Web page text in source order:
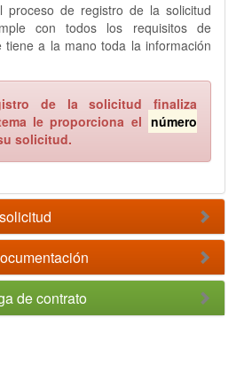
proceso de registro de la solicitud
con todos los requisitos de
tiene a la mano toda la información
de la solicitud finaliza
le proporciona el número
solicitud.
de contrato